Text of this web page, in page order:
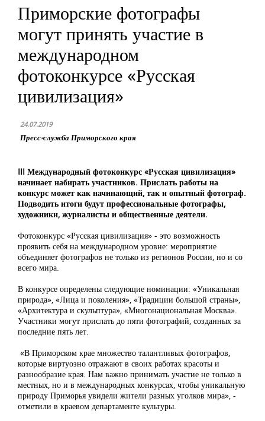
Приморские фотографы
могут принять участие в
международном
фотоконкурсе «Русская
цивилизация»
24.07.2019
Пресс-служба Приморского края
III Международный фотоконкурс «Русская цивилизация»
начинает набирать участников. Прислать работы на
конкурс может как начинающий, так и опытный фотограф.
Подводить итоги будут профессиональные фотографы,
художники, журналисты и общественные деятели.
Фотоконкурс «Русская цивилизация» - это возможность
проявить себя на международном уровне: мероприятие
объединяет фотографов не только из регионов России, но и со
всего мира.
В конкурсе определены следующие номинации: «Уникальная
природа», «Лица и поколения», «Традиции большой страны»,
«Архитектура и скульптура», «Многонациональная Москва».
Участники могут прислать до пяти фотографий, созданных за
последние пять лет.
«В Приморском крае множество талантливых фотографов,
которые виртуозно отражают в своих работах красоты и
разнообразие края. Нам важно принимать участие не только в
местных, но и в международных конкурсах, чтобы уникальную
природу Приморья увидели жители разных уголков мира», -
отметили в краевом департаменте культуры.